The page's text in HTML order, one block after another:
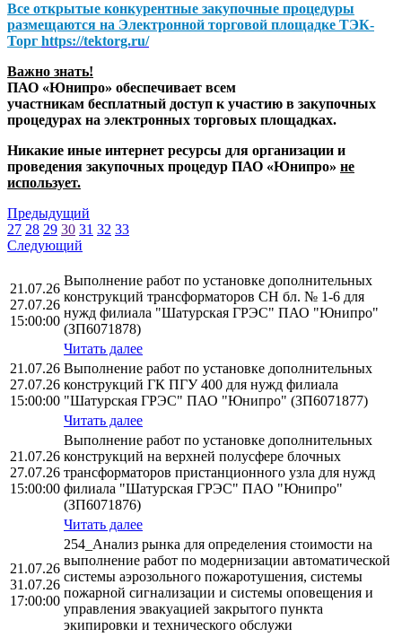
Все открытые конкурентные закупочные процедуры
размещаются на Электронной торговой площадке ТЭК-
Торг https://tektorg.ru/
Важно знать!
ПАО «Юнипро» обеспечивает всем
участникам бесплатный доступ к участию в закупочных
процедурах на электронных торговых площадках.
Никакие иные интернет ресурсы для организации и
проведения закупочных процедур ПАО «Юнипро» не
использует.
Предыдущий
27 28 29 30 31 32 33
Следующий
21.07.26
27.07.26
15:00:00
Выполнение работ по установке дополнительных
конструкций трансформаторов СН бл. № 1-6 для
нужд филиала "Шатурская ГРЭС" ПАО "Юнипро"
(ЗП6071878)
Читать далее
21.07.26
27.07.26
15:00:00
Выполнение работ по установке дополнительных
конструкций ГК ПГУ 400 для нужд филиала
"Шатурская ГРЭС" ПАО "Юнипро" (ЗП6071877)
Читать далее
21.07.26
27.07.26
15:00:00
Выполнение работ по установке дополнительных
конструкций на верхней полусфере блочных
трансформаторов пристанционного узла для нужд
филиала "Шатурская ГРЭС" ПАО "Юнипро"
(ЗП6071876)
Читать далее
21.07.26
31.07.26
17:00:00
254_Анализ рынка для определения стоимости на
выполнение работ по модернизации автоматической
системы аэрозольного пожаротушения, системы
пожарной сигнализации и системы оповещения и
управления эвакуацией закрытого пункта
экипировки и технического обслужи